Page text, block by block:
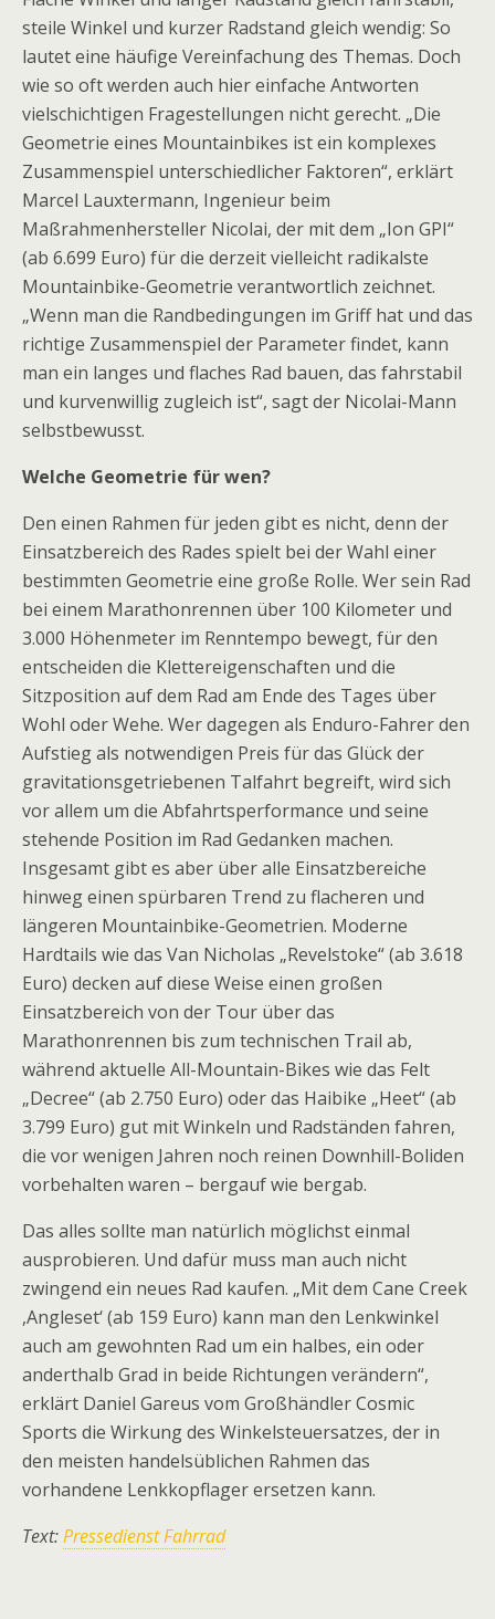
steile Winkel und kurzer Radstand gleich wendig: So
lautet eine häufige Vereinfachung des Themas. Doch
wie so oft werden auch hier einfache Antworten
vielschichtigen Fragestellungen nicht gerecht. „Die
Geometrie eines Mountainbikes ist ein komplexes
Zusammenspiel unterschiedlicher Faktoren“, erklärt
Marcel Lauxtermann, Ingenieur beim
Maßrahmenhersteller Nicolai, der mit dem „Ion GPI“
(ab 6.699 Euro) für die derzeit vielleicht radikalste
Mountainbike-Geometrie verantwortlich zeichnet.
„Wenn man die Randbedingungen im Griff hat und das
richtige Zusammenspiel der Parameter findet, kann
man ein langes und flaches Rad bauen, das fahrstabil
und kurvenwillig zugleich ist“, sagt der Nicolai-Mann
selbstbewusst.
Welche Geometrie für wen?
Den einen Rahmen für jeden gibt es nicht, denn der
Einsatzbereich des Rades spielt bei der Wahl einer
bestimmten Geometrie eine große Rolle. Wer sein Rad
bei einem Marathonrennen über 100 Kilometer und
3.000 Höhenmeter im Renntempo bewegt, für den
entscheiden die Klettereigenschaften und die
Sitzposition auf dem Rad am Ende des Tages über
Wohl oder Wehe. Wer dagegen als Enduro-Fahrer den
Aufstieg als notwendigen Preis für das Glück der
gravitationsgetriebenen Talfahrt begreift, wird sich
vor allem um die Abfahrtsperformance und seine
stehende Position im Rad Gedanken machen.
Insgesamt gibt es aber über alle Einsatzbereiche
hinweg einen spürbaren Trend zu flacheren und
längeren Mountainbike-Geometrien. Moderne
Hardtails wie das Van Nicholas „Revelstoke“ (ab 3.618
Euro) decken auf diese Weise einen großen
Einsatzbereich von der Tour über das
Marathonrennen bis zum technischen Trail ab,
während aktuelle All-Mountain-Bikes wie das Felt
„Decree“ (ab 2.750 Euro) oder das Haibike „Heet“ (ab
3.799 Euro) gut mit Winkeln und Radständen fahren,
die vor wenigen Jahren noch reinen Downhill-Boliden
vorbehalten waren – bergauf wie bergab.
Das alles sollte man natürlich möglichst einmal
ausprobieren. Und dafür muss man auch nicht
zwingend ein neues Rad kaufen. „Mit dem Cane Creek
,Angleset‘ (ab 159 Euro) kann man den Lenkwinkel
auch am gewohnten Rad um ein halbes, ein oder
anderthalb Grad in beide Richtungen verändern“,
erklärt Daniel Gareus vom Großhändler Cosmic
Sports die Wirkung des Winkelsteuersatzes, der in
den meisten handelsüblichen Rahmen das
vorhandene Lenkkopflager ersetzen kann.
Text:Pressedienst Fahrrad